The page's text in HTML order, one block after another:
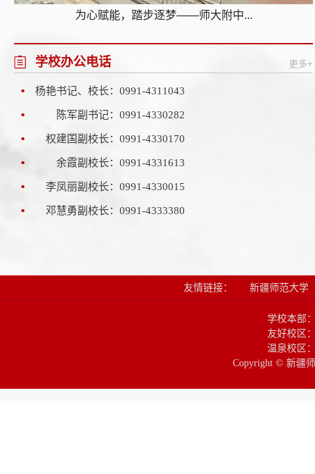
汗水浇灌青春 奋斗书写韶华——...
学校办公电话 更多+
杨艳书记、校长：0991-4311043
陈军副书记：0991-4330282
权建国副校长：0991-4330170
余霞副校长：0991-4331613
李凤丽副校长：0991-4330015
邓慧勇副校长：0991-4333380
友情链接： 新疆师范大学
学校本
友好校区
温泉校区
Copyright © 新疆